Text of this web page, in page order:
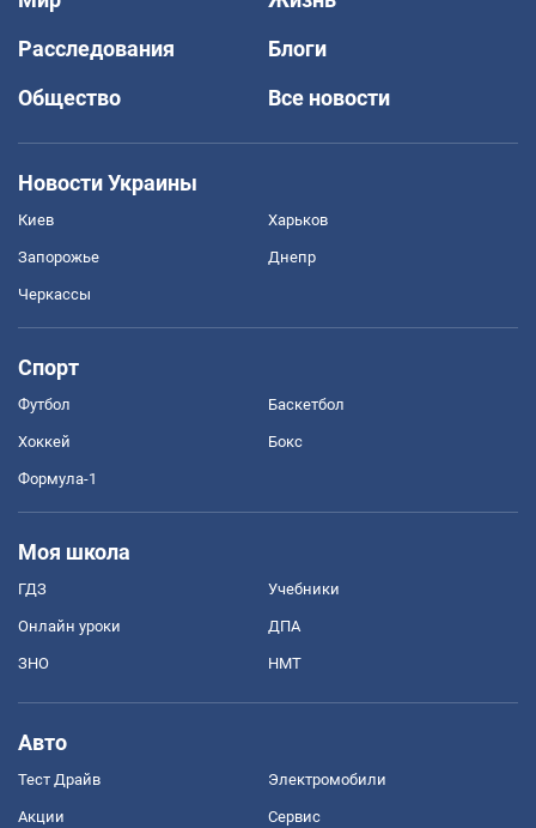
Расследования
Блоги
Общество
Все новости
Новости Украины
Киев Харьков
Запорожье Днепр
Черкассы
Спорт
Футбол Баскетбол
Хоккей Бокс
Формула-1
Моя школа
ГДЗ Учебники
Онлайн уроки ДПА
ЗНО НМТ
Авто
Тест Драйв Электромобили
Акции Сервис